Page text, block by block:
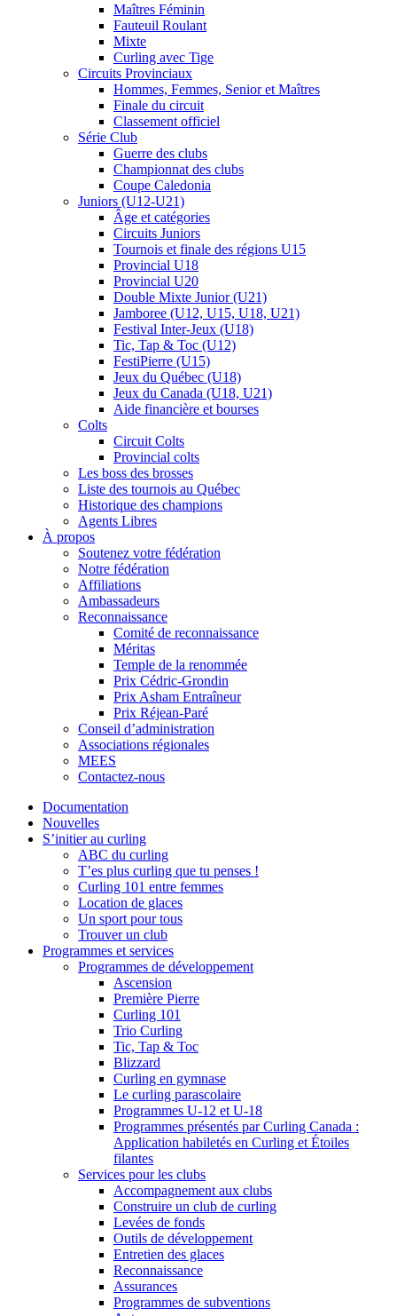
Maîtres Féminin
Fauteuil Roulant
Mixte
Curling avec Tige
Circuits Provinciaux
Hommes, Femmes, Senior et Maîtres
Finale du circuit
Classement officiel
Série Club
Guerre des clubs
Championnat des clubs
Coupe Caledonia
Juniors (U12-U21)
Âge et catégories
Circuits Juniors
Tournois et finale des régions U15
Provincial U18
Provincial U20
Double Mixte Junior (U21)
Jamboree (U12, U15, U18, U21)
Festival Inter-Jeux (U18)
Tic, Tap & Toc (U12)
FestiPierre (U15)
Jeux du Québec (U18)
Jeux du Canada (U18, U21)
Aide financière et bourses
Colts
Circuit Colts
Provincial colts
Les boss des brosses
Liste des tournois au Québec
Historique des champions
Agents Libres
À propos
Soutenez votre fédération
Notre fédération
Affiliations
Ambassadeurs
Reconnaissance
Comité de reconnaissance
Méritas
Temple de la renommée
Prix Cédric-Grondin
Prix Asham Entraîneur
Prix Réjean-Paré
Conseil d’administration
Associations régionales
MEES
Contactez-nous
Documentation
Nouvelles
S’initier au curling
ABC du curling
T’es plus curling que tu penses !
Curling 101 entre femmes
Location de glaces
Un sport pour tous
Trouver un club
Programmes et services
Programmes de développement
Ascension
Première Pierre
Curling 101
Trio Curling
Tic, Tap & Toc
Blizzard
Curling en gymnase
Le curling parascolaire
Programmes U-12 et U-18
Programmes présentés par Curling Canada :
Application habiletés en Curling et Étoiles
filantes
Services pour les clubs
Accompagnement aux clubs
Construire un club de curling
Levées de fonds
Outils de développement
Entretien des glaces
Reconnaissance
Assurances
Programmes de subventions